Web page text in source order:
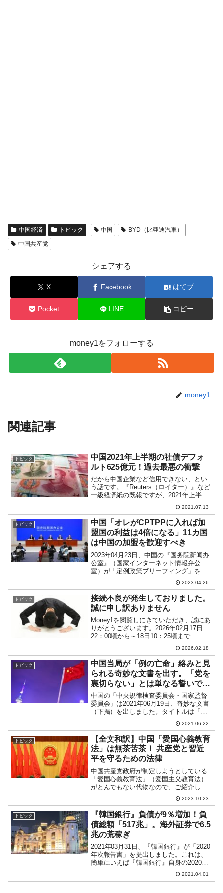
中国経済 トピック 中国
BYD（比亜迪汽車）
中国共産党
シェアする
X Facebook はてブ
Pocket LINE コピー
money1をフォローする
money1
関連記事
トピック
中国2021年上半期の社債デフォ
ルト625億元！過去最悪の衝撃
だから中国企業など信用できない、とい
う話です。『Reuters（ロイター）』など
一級経済紙の既報ですが、2021年上半期
の中国企業の社債のデフォルト金額が
「625.9億元」（約1兆640億円）に達しま
した。『ロイター』報道は『フィッチ』
がま...
2021.07.13
トピック
中国「オレがCPTPPに入れば加
盟国の利益は4倍になる」11カ国
は中国の加盟を歓迎すべき
2023年04月23日、中国の『国务院新闻办
公室』（国家インターネット情報弁公
室）が「定例政策ブリーフィング」を開
催。これは外国の記者を招いて中国の動
きについて理解を深めてもらおうという
主旨のもの。↑『国务院新闻办公室』今回
ブリーフィングが...
2023.04.26
トピック
接続不良が発生しておりました。
誠に申し訳ありません
Money1を閲覧しにきていただき、誠にあ
りがとうございます。2026年02月17日
22：00頃から～18日10：25頃まで
Money1に接続不良が発生いたしました。
誠に申し訳ありません。現在、不具合は
解消されております。ご愛顧の段、何卒
よ...
2026.02.18
トピック
中国当局が「例の亡命」絡みと見
られる奇妙な文書を出す。「党を
裏切らない」とは単なる誓いでは
ない
中国の「中央規律検査委員会・国家監督
委員会」は2021年06月19日、奇妙な文書
（下掲）を出しました。タイトルは「永
不叛党不仅仅是一句誓言」（「党を裏切
らない」とは単なる誓いではない）で
す。中国共産党の諜報員が寝返った話を
紹介しているこの文...
2021.06.22
トピック
【全文和訳】中国「愛国心義教育
法」は無茶苦茶！ 共産党と習近
平を守るための法律
中国共産党政府が制定しようとしている
「愛国心義教育法」（爱国主义教育法）
がとんでもない代物なので、ご紹介しま
す。以下にその「草案」の全文和訳を貼
ります。全文読むのが面倒くさい人のた
めに、書いておきますと「愛国心の教
育」の対象となる主なものは...
2023.10.23
トピック
『韓国銀行』負債が9％増加！負
債総額「517兆」。海外証券で6.5
兆の荒稼ぎ
2021年03月31日、『韓国銀行』が「2020
年次報告書」を提出しました。これは、
簡単にいえば『韓国銀行』自身の2020年
度決算書です。中央銀行は通貨の発行権
を持つため普通は赤字にはなりません。
2021.04.01